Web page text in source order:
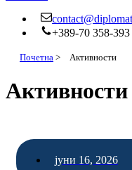
+389-70 358-393
Почетна > Активности
Активности
јуни 16, 2026